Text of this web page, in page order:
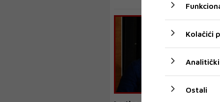
Kolačići
Analitički
Ostali